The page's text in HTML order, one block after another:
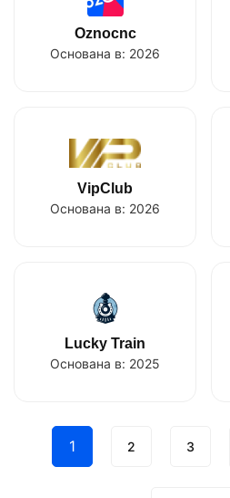
Oznocnc
Основана в: 2026
VipClub
Основана в: 2026
Lucky Train
Основана в: 2025
1 2 3